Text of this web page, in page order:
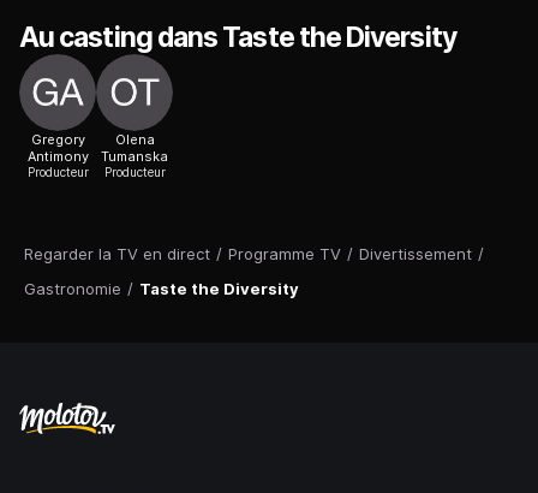
Regarder la TV en direct / Programme TV / Divertissement /
Gastronomie / Taste the Diversity
Au casting dans Taste the Diversity
Gregory
Antimony
Producteur
Olena
Tumanska
Producteur